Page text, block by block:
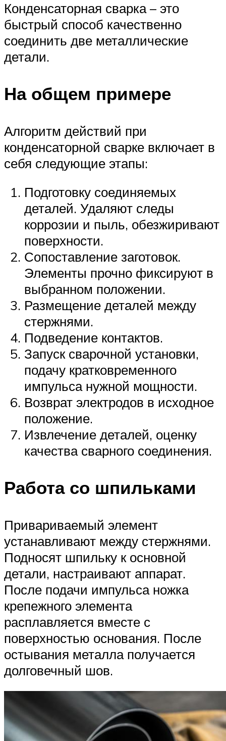
Конденсаторная сварка – это
быстрый способ качественно
соединить две металлические
детали.
На общем примере
Алгоритм действий при
конденсаторной сварке включает в
себя следующие этапы:
Подготовку соединяемых
деталей. Удаляют следы
коррозии и пыль, обезжиривают
поверхности.
Сопоставление заготовок.
Элементы прочно фиксируют в
выбранном положении.
Размещение деталей между
стержнями.
Подведение контактов.
Запуск сварочной установки,
подачу кратковременного
импульса нужной мощности.
Возврат электродов в исходное
положение.
Извлечение деталей, оценку
качества сварного соединения.
Работа со шпильками
Привариваемый элемент
устанавливают между стержнями.
Подносят шпильку к основной
детали, настраивают аппарат.
После подачи импульса ножка
крепежного элемента
расплавляется вместе с
поверхностью основания. После
остывания металла получается
долговечный шов.